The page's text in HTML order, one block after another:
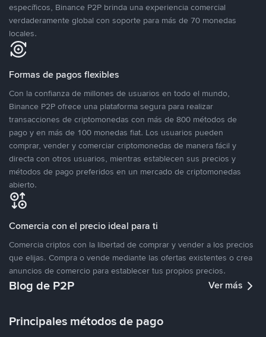
específicos, Binance P2P brinda una experiencia comercial
verdaderamente global con soporte para más de 70 monedas
locales.
Formas de pagos flexibles
Con la confianza de millones de usuarios en todo el mundo,
Binance P2P ofrece una plataforma segura para realizar
transacciones de criptomonedas con más de 800 métodos de
pago y en más de 100 monedas fiat. Los usuarios pueden
comprar, vender y comerciar criptomonedas de manera fácil y
directa con otros usuarios, mientras establecen sus precios y
métodos de pago preferidos en un mercado de criptomonedas
abierto.
Comercia con el precio ideal para ti
Comercia criptos con la libertad de comprar y vender a los precios
que elijas. Compra o vende mediante las ofertas existentes o crea
anuncios de comercio para establecer tus propios precios.
Blog de P2P Ver más
Principales métodos de pago